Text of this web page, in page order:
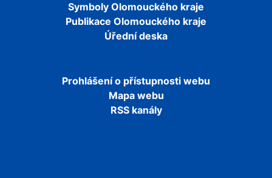
Symboly Olomouckého kraje
Publikace Olomouckého kraje
Úřední deska
Prohlášení o přístupnosti webu
Mapa webu
RSS kanály